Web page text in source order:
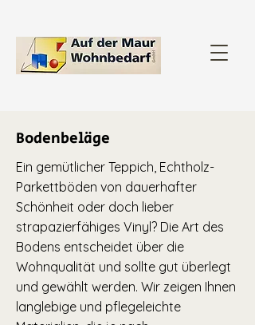
Bodenbeläge
Ein gemütlicher Teppich, Echtholz-
Parkettböden von dauerhafter
Schönheit oder doch lieber
strapazierfähiges Vinyl? Die Art des
Bodens entscheidet über die
Wohnqualität und sollte gut überlegt
und gewählt werden. Wir zeigen Ihnen
langlebige und pflegeleichte